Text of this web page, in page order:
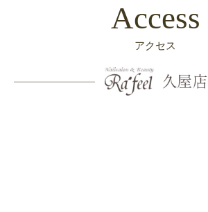
Access
アクセス